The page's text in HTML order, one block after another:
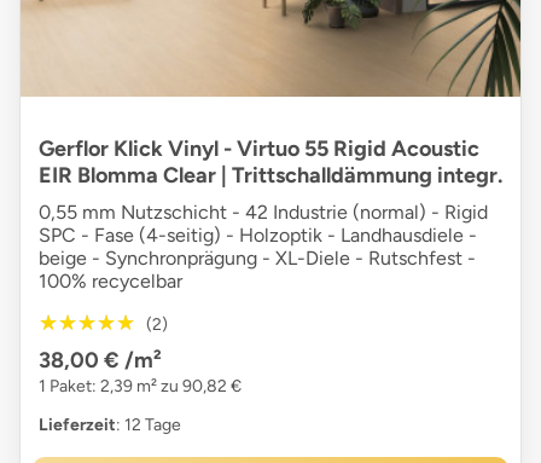
Gerflor Klick Vinyl - Virtuo 55 Rigid Acoustic
EIR Blomma Clear | Trittschalldämmung integr.
0,55 mm Nutzschicht - 42 Industrie (normal) - Rigid
SPC - Fase (4-seitig) - Holzoptik - Landhausdiele -
beige - Synchronprägung - XL-Diele - Rutschfest -
100% recycelbar
★★★★★
★★★★★ (2)
38,00 € /m²
1 Paket: 2,39 m² zu 90,82 €
Lieferzeit: 12 Tage